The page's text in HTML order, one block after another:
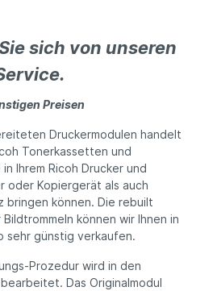
sich von unseren
Preisen
Druckermodulen handelt
Tonerkassetten und
Ihrem Ricoh Drucker und
oder Kopiergerät als auch
bringen können. Die rebuilt
können wir Ihnen in
sehr günstig verkaufen.
Prozedur wird in den
Das Originalmodul